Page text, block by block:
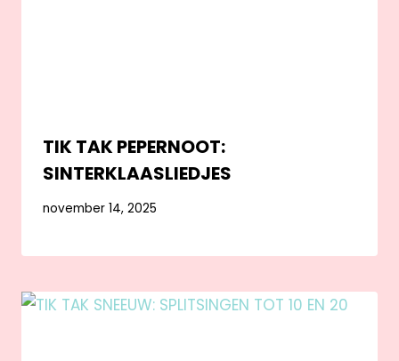
TIK TAK PEPERNOOT:
SINTERKLAASLIEDJES
november 14, 2025